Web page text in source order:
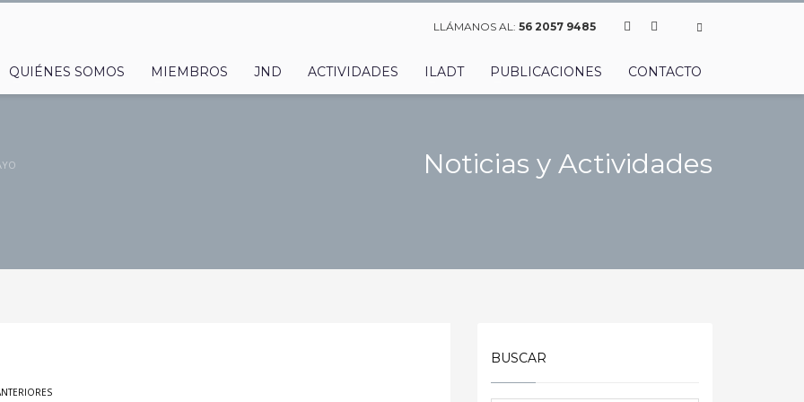
LLÁMANOS AL: 56 2057 9485
QUIÉNES SOMOS MIEMBROS JND ACTIVIDADES ILADT PUBLICACIONES CONTACTO
Noticias y Actividades
BUSCAR